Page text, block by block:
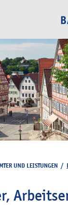
UND LEISTUNGEN /